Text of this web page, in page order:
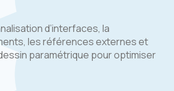
d’interfaces, la
les références externes et
paramétrique pour optimiser